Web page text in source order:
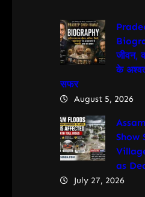
जीवन,
के
सफर
August 5, 2026
Show
as
July 27, 2026